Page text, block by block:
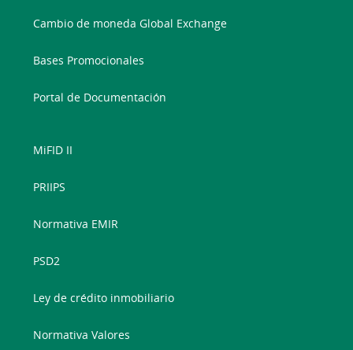
Cambio de moneda Global Exchange
Bases Promocionales
Portal de Documentación
MiFID II
PRIIPS
Normativa EMIR
PSD2
Ley de crédito inmobiliario
Normativa Valores